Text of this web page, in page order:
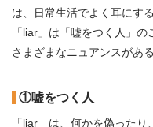
は、日常生活でよく耳にす
「liar」は「嘘をつく人」
さまざまなニュアンスがあ
①嘘をつく人
「liar」は、何かを偽った